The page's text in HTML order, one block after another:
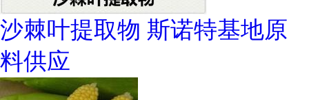
沙棘叶提取物 斯诺特基地原
料供应